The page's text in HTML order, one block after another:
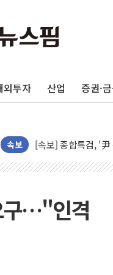
외투자 산업 증권·
속보
장동혁 "규제와 대
AI에 승부 건 네이
日, 4~6월 105조원
오렌지플래닛 창업
[속보] '해병 순직
경찰, '강북구 오피
전국 그늘막 4만개
"취약계층에 더 가
구…"인격